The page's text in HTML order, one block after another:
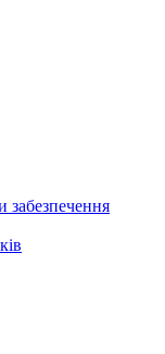
забезпечення